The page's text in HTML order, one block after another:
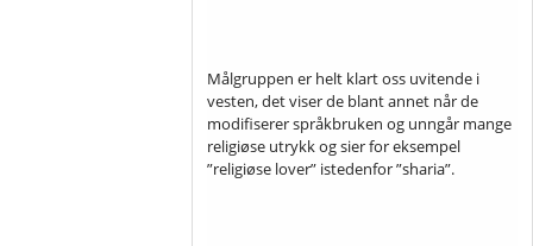
Målgruppen er helt klart oss uvitende i
vesten, det viser de blant annet når de
modifiserer språkbruken og unngår mange
religiøse utrykk og sier for eksempel
”religiøse lover” istedenfor ”sharia”.